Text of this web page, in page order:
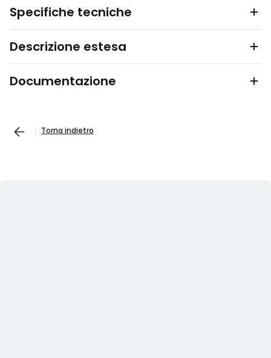
Specifiche tecniche
Descrizione estesa
Documentazione
Torna indietro